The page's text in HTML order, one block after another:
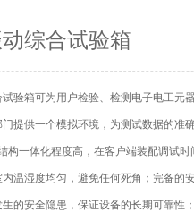
综合试验箱
验箱可为用户检验、检测电子电工元
提供一个模拟环境，为测试数据的准
构一体化程度高，在客户端装配调试时
温湿度均匀，避免任何死角；完备的
的安全隐患，保证设备的长期可靠性